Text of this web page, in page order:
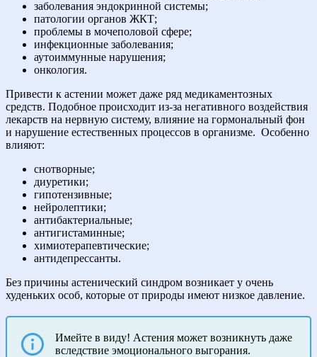
заболевания эндокринной системы;
патологии органов ЖКТ;
проблемы в мочеполовой сфере;
инфекционные заболевания;
аутоиммунные нарушения;
онкология.
Привести к астении может даже ряд медикаментозных
средств. Подобное происходит из-за негативного воздействия
лекарств на нервную систему, влияние на гормональный фон
и нарушение естественных процессов в организме. Особенно
влияют:
снотворные;
диуретики;
гипотензивные;
нейролептики;
антибактериальные;
антигистаминные;
химиотерапевтические;
антидепрессанты.
Без причины астенический синдром возникает у очень
худеньких особ, которые от природы имеют низкое давление.
Имейте в виду! Астения может возникнуть даже
вследствие эмоционального выгорания.